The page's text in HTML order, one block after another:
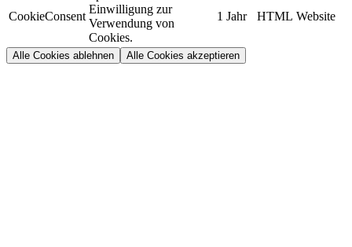
CookieConsent
Einwilligung zur
Verwendung von
Cookies.
1 Jahr HTML Website
Alle Cookies ablehnen Alle Cookies akzeptieren